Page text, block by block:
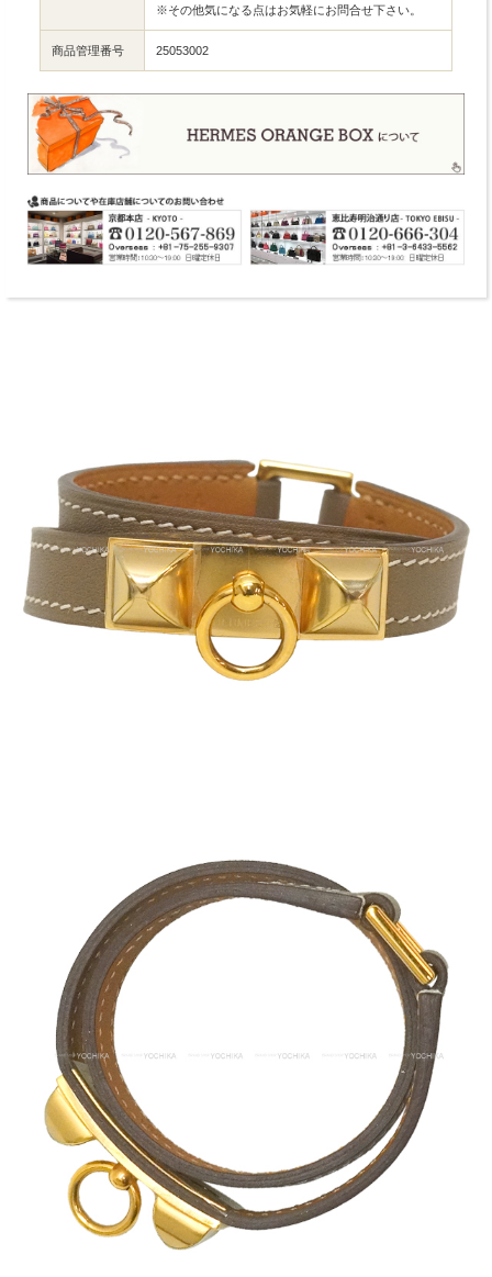
※その他気になる点はお気軽にお問合せ下さい。
商品管理番号 25053002